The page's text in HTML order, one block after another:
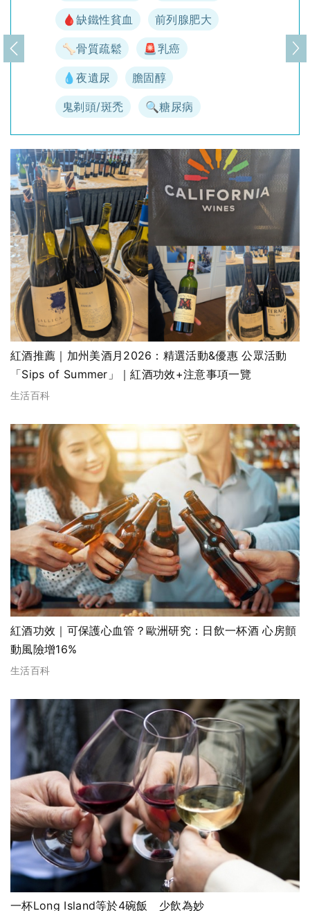
🩸缺鐵性貧血 前列腺肥大
🦴骨質疏鬆 🚨乳癌
💧夜遺尿 膽固醇
鬼剃頭/斑禿 🔍糖尿病
上一頁 下
紅酒推薦｜加州美酒月2026：精選活動&優惠 公眾活動
「Sips of Summer」｜紅酒功效+注意事項一覽
生活百科
紅酒功效｜可保護心血管？歐洲研究：日飲一杯酒 心房顫
動風險增16%
生活百科
一杯Long Island等於4碗飯 少飲為妙